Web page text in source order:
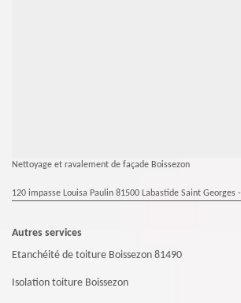
Nettoyage et ravalement de façade Boissezon
120 impasse Louisa Paulin 81500 Labastide Saint Georges
Autres services
Etanchéité de toiture Boissezon 81490
Isolation toiture Boissezon